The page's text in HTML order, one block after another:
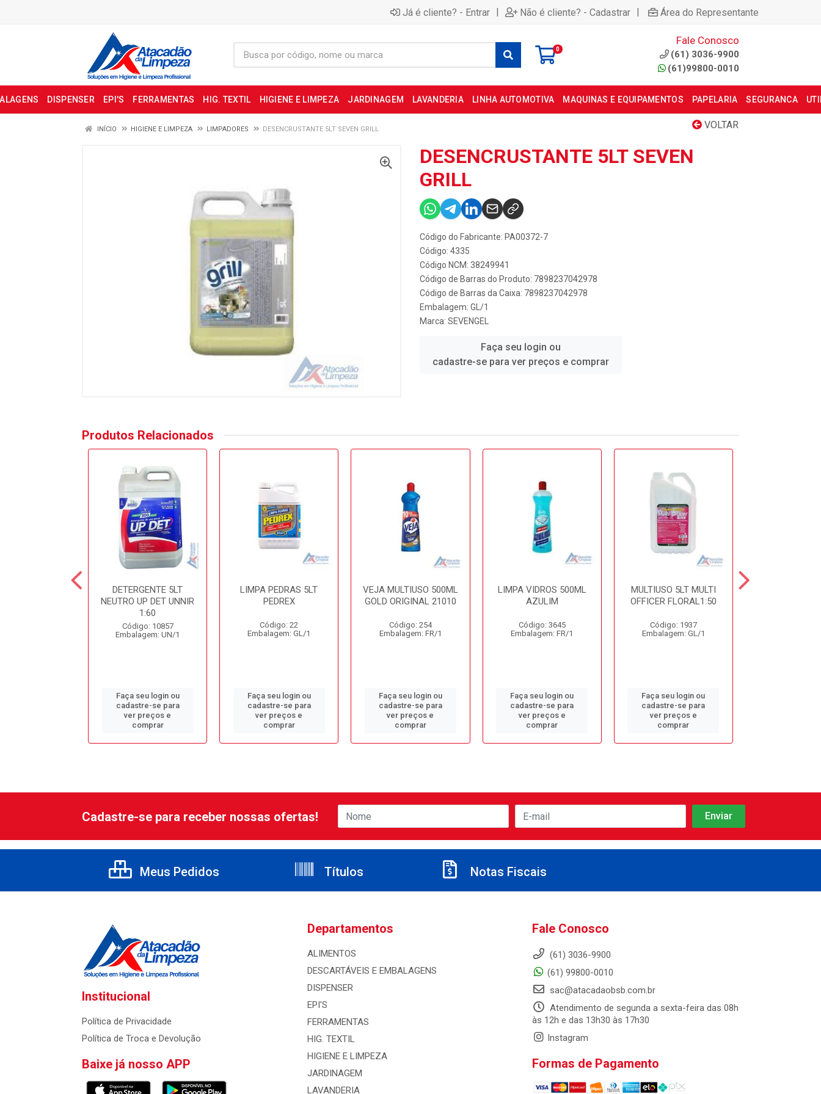
Já é cliente? - Entrar | Não é cliente? - Cadastrar | Área do Representante
0
Fale Conosco
(61) 3036-9900
(61)99800-0010
DISPENSER EPI'S FERRAMENTAS HIG. TEXTIL HIGIENE E LIMPEZA JARDINAGEM LAVANDERIA LINHA AUTOMOTIVA MAQUINAS E EQUIPAMENTOS PAPELARIA SEGURANCA
VOLTAR
INÍCIO HIGIENE E LIMPEZA LIMPADORES DESENCRUSTANTE 5LT SEVEN GRILL
DESENCRUSTANTE 5LT SEVEN
GRILL
Código do Fabricante: PA00372-7
Código: 4335
Código NCM: 38249941
Código de Barras do Produto: 7898237042978
Código de Barras da Caixa: 7898237042978
Embalagem: GL/1
Marca: SEVENGEL
Faça seu login ou
cadastre-se para ver preços e comprar
Produtos Relacionados
DETERGENTE 5LT
NEUTRO UP DET UNNIR
1:60
Código: 10857
Embalagem: UN/1
Faça seu login ou
cadastre-se para
ver preços e
comprar
LIMPA PEDRAS 5LT
PEDREX
Código: 22
Embalagem: GL/1
Faça seu login ou
cadastre-se para
ver preços e
comprar
VEJA MULTIUSO 500ML
GOLD ORIGINAL 21010
Código: 254
Embalagem: FR/1
Faça seu login ou
cadastre-se para
ver preços e
comprar
LIMPA VIDROS 500ML
AZULIM
Código: 3645
Embalagem: FR/1
Faça seu login ou
cadastre-se para
ver preços e
comprar
MULTIUSO 5LT MULTI
OFFICER FLORAL1:50
Código: 1937
Embalagem: GL/1
Faça seu login ou
cadastre-se para
ver preços e
comprar
Cadastre-se para receber nossas ofertas!
Meus Pedidos Títulos Notas Fiscais
Institucional
Política de Privacidade
Política de Troca e Devolução
Baixe já nosso APP
Departamentos
ALIMENTOS
DESCARTÁVEIS E EMBALAGENS
DISPENSER
EPI'S
FERRAMENTAS
HIG. TEXTIL
HIGIENE E LIMPEZA
JARDINAGEM
LAVANDERIA
Fale Conosco
(61) 3036-9900
(61) 99800-0010
sac@atacadaobsb.com.br
Atendimento de segunda a sexta-feira das 08h
às 12h e das 13h30 às 17h30
Instagram
Formas de Pagamento